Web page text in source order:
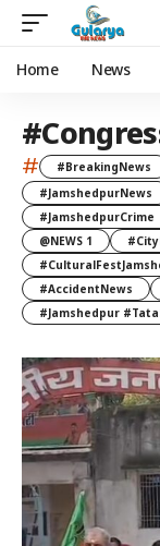
Home News
# #BreakingNews
#JamshedpurNews
#JamshedpurCrime
@NEWS 1
#AccidentNews
#Jamshedpur